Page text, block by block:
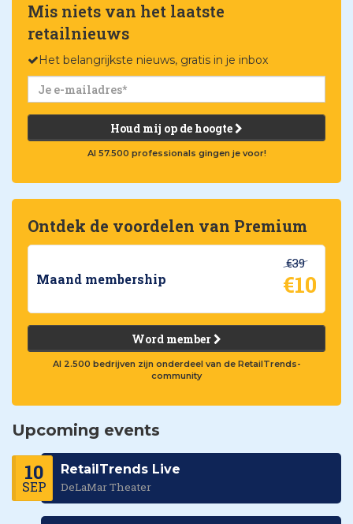
Mis niets van het laatste
retailnieuws
Het belangrijkste nieuws, gratis in je inbox
Houd mij op de hoogte
Al 57.500 professionals gingen je voor!
Ontdek de voordelen van Premium
Maand membership
€39
€10
Word member
Al 2.500 bedrijven zijn onderdeel van de RetailTrends-
community
Upcoming events
10
SEP
RetailTrends Live
DeLaMar Theater